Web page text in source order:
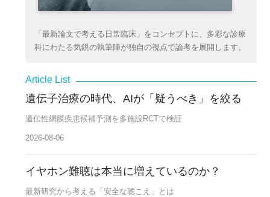
「最新論文で考える日常臨床」をコンセプトに、多彩な診療
科にわたる気鋭の執筆陣が独自の視点で論考を展開します。
遺伝子治療の時代、AIが「疑うべき」を絞る
遺伝性網膜疾患候補予測を多施設RCTで検証
2026-08-06
イヤホン難聴は本当に増えているのか？
最新研究から考える「安全な聴こえ」とは